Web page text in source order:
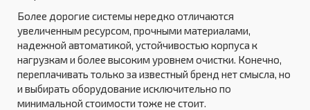
Более дорогие системы нередко отличаются
увеличенным ресурсом, прочными материалами,
надежной автоматикой, устойчивостью корпуса к
нагрузкам и более высоким уровнем очистки. Конечно,
переплачивать только за известный бренд нет смысла, но
и выбирать оборудование исключительно по
минимальной стоимости тоже не стоит.